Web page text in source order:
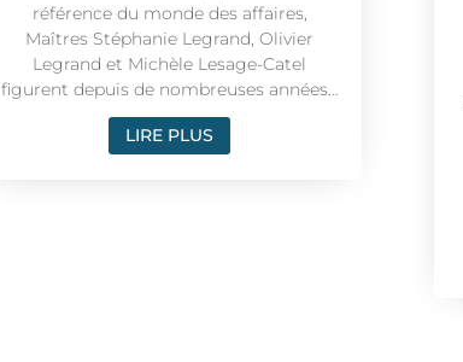
référence du monde des affaires,
Maîtres Stéphanie Legrand, Olivier
Legrand et Michèle Lesage-Catel
figurent depuis de nombreuses années…
LIRE PLUS